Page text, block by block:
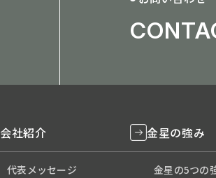
会社紹介
代表メッセージ
金星の強み
金星の5つの